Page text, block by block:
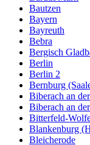
Bautzen
Bayern
Bayreuth
Bebra
Bergisch
Berlin
Berlin 2
Bernburg
Biberach an
Biberach an
Bitterfeld-
Blankenburg
Bleicherode